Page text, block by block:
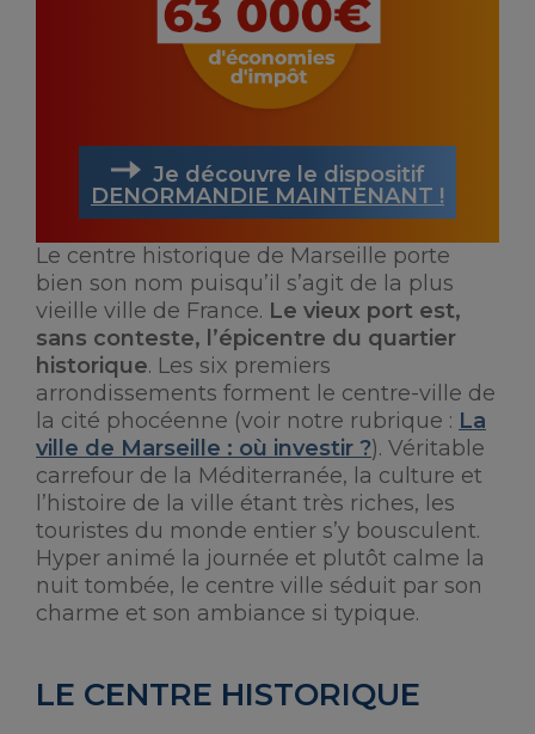
Je découvre le dispositif
DENORMANDIE MAINTENANT !
Le centre historique de Marseille porte
bien son nom puisqu’il s’agit de la plus
vieille ville de France. Le vieux port est,
sans conteste, l’épicentre du quartier
historique. Les six premiers
arrondissements forment le centre-ville de
la cité phocéenne (voir notre rubrique : La
ville de Marseille : où investir ?). Véritable
carrefour de la Méditerranée, la culture et
l’histoire de la ville étant très riches, les
touristes du monde entier s’y bousculent.
Hyper animé la journée et plutôt calme la
nuit tombée, le centre ville séduit par son
charme et son ambiance si typique.
LE CENTRE HISTORIQUE